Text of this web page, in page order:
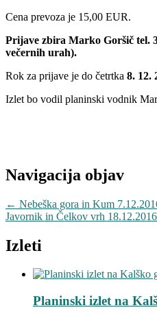
Cena prevoza je 15,00 EUR.
Prijave zbira Marko Goršič tel.
večernih urah).
Rok za prijave je do četrtka 8. 12.
Izlet bo vodil planinski vodnik
Navigacija objav
← Nebeška gora in Kum
Javornik in Čelkov vrh 18.12.2016
Izleti
Planinski izlet na